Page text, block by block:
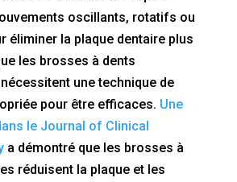
oscillants, rotatifs ou
éliminer la plaque dentaire plus
les brosses à dents
une technique de
pour être efficaces. Une
le Journal of Clinical
a démontré que les brosses à
réduisent la plaque et les